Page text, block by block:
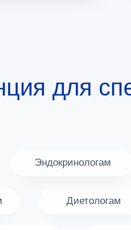
для
Эндокринологам
Диетологам